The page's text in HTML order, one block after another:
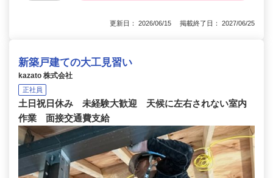
更新日： 2026/06/15 掲載終了日： 2027/06/25
新築戸建ての大工見習い
kazato 株式会社
正社員
土日祝日休み 未経験大歓迎 天候に左右されない室内
作業 面接交通費支給